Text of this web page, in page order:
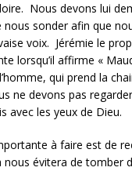
Nous devons lui
nous sonder afin que
voix. Jérémie le
lorsqu’il affirme «
qui prend la
ne devons pas
avec les yeux de Dieu.
à faire est de
nous évitera de tomber